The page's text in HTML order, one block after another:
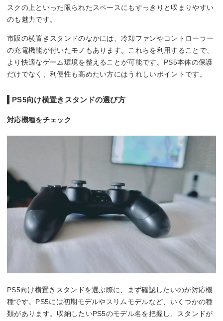
スクの上といった限られたスペースにもすっきりと収まりやすい
のも魅力です。
市販の横置きスタンドのなかには、冷却ファンやコントローラー
の充電機能が付いたモノもあります。これらを利用することで、
より快適なゲーム環境を整えることが可能です。PS5本体の保護
だけでなく、利便性も高めたい方にはうれしいポイントです。
PS5向け横置きスタンドの選び方
対応機種をチェック
PS5向け横置きスタンドを選ぶ際に、まず確認したいのが対応機
種です。PS5には初期モデルやスリムモデルなど、いくつかの種
類があります。収納したいPS5のモデル名を把握し、スタンドが